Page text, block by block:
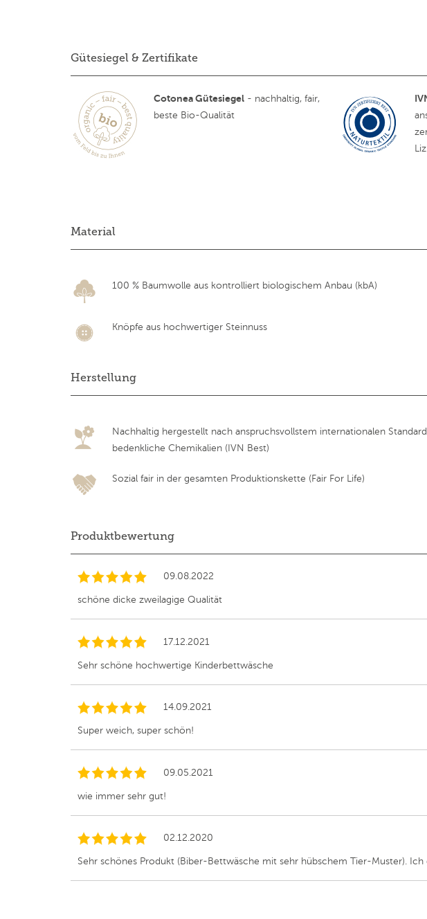
Gütesiegel & Zertifikate
Cotonea Gütesiegel - nachhaltig, fair,
beste Bio-Qualität
Material
100 % Baumwolle aus kontrolliert biologischem Anbau (kbA)
Knöpfe aus hochwertiger Steinnuss
Herstellung
Nachhaltig hergestellt nach anspruchsvollstem internationalen
bedenkliche Chemikalien (IVN Best)
Sozial fair in der gesamten Produktionskette (Fair For Life)
Produktbewertung
09.08.2022
schöne dicke zweilagige Qualität
17.12.2021
Sehr schöne hochwertige Kinderbettwäsche
14.09.2021
Super weich, super schön!
09.05.2021
wie immer sehr gut!
02.12.2020
Sehr schönes Produkt (Biber-Bettwäsche mit sehr hübschem Tier-Muster).